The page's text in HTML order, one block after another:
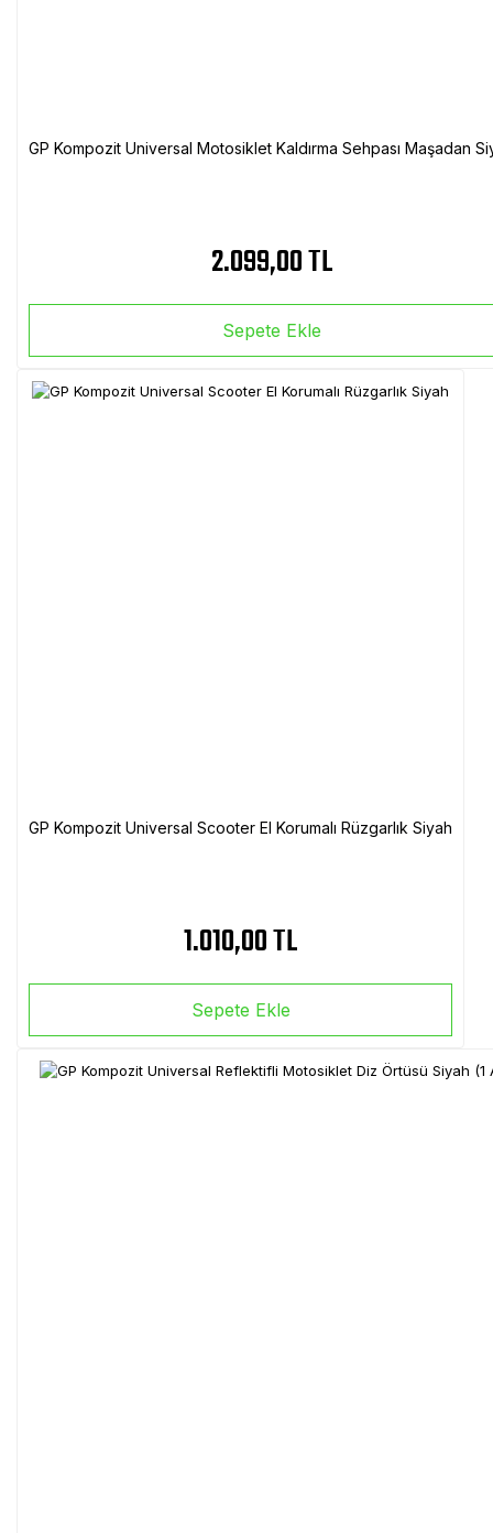
GP Kompozit Universal Motosiklet Kaldırma Sehpası Maşadan
2.099,00 TL
Sepete Ekle
GP Kompozit Universal Scooter El Korumalı Rüzgarlık Siyah
1.010,00 TL
Sepete Ekle